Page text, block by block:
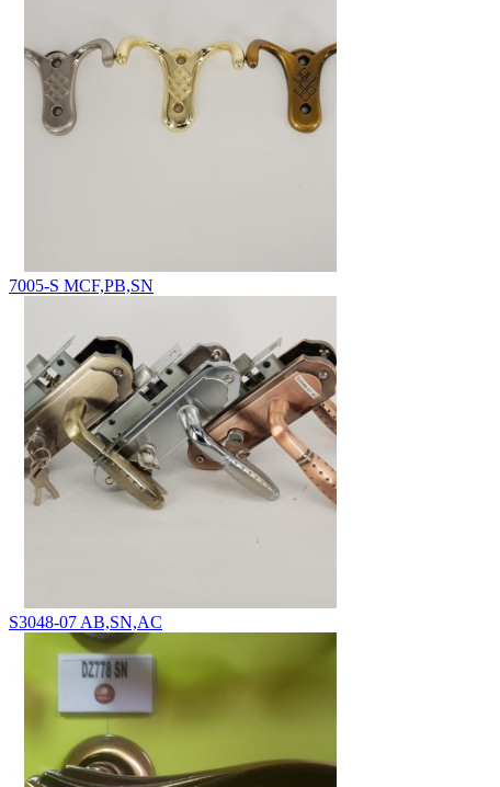
7005-S MCF,PB,SN
S3048-07 AB,SN,AC